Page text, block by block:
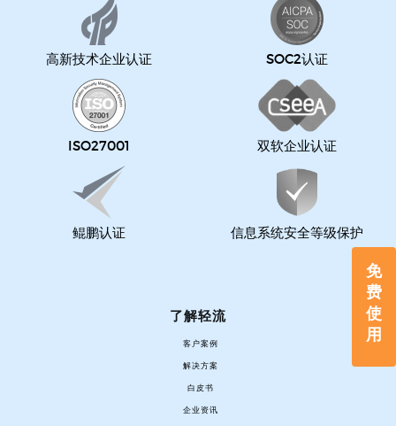
免
费
使
用
高新技术企业认证 SOC2认证
ISO27001 双软企业认证
鲲鹏认证 信息系统安全等级保护
了解轻流
客户案例
解决方案
白皮书
企业资讯